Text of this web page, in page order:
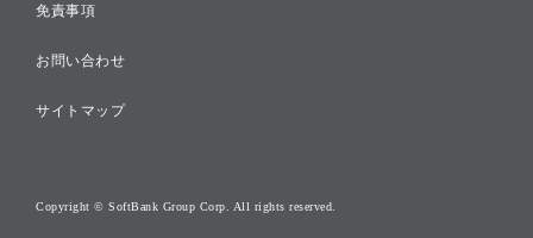
免責事項
お問い合わせ
サイトマップ
Copyright © SoftBank Group Corp. All rights reserved.